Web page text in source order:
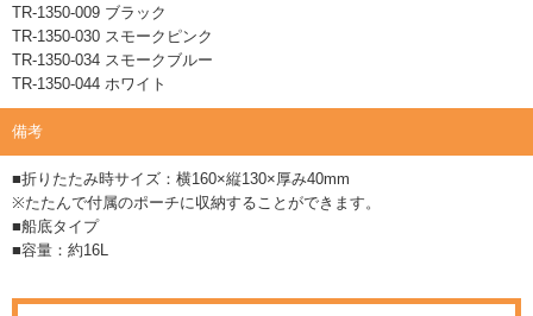
TR-1350-009 ブラック
TR-1350-030 スモークピンク
TR-1350-034 スモークブルー
TR-1350-044 ホワイト
備考
■折りたたみ時サイズ：横160×縦130×厚み40mm
※たたんで付属のポーチに収納することができます。
■船底タイプ
■容量：約16L